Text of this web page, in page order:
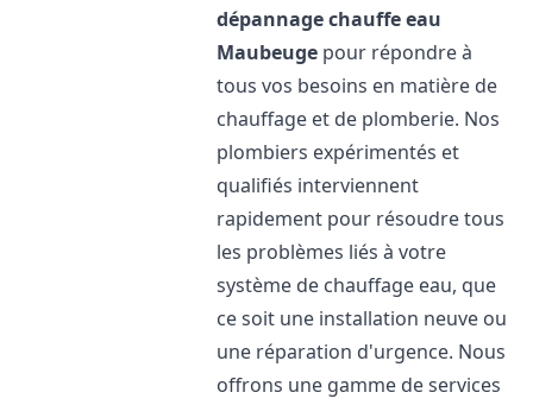
dépannage chauffe eau
Maubeuge pour répondre à
tous vos besoins en matière de
chauffage et de plomberie. Nos
plombiers expérimentés et
qualifiés interviennent
rapidement pour résoudre tous
les problèmes liés à votre
système de chauffage eau, que
ce soit une installation neuve ou
une réparation d'urgence. Nous
offrons une gamme de services